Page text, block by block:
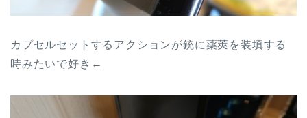
カプセルセットするアクションが銃に薬莢を装填する
時みたいで好き←